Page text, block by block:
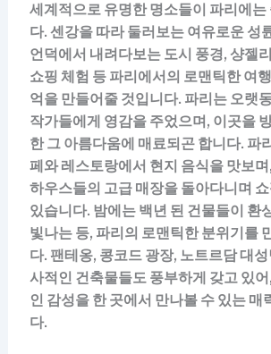
세계적으로 유명한 명소들이 파리에는
다. 센강을 따라 둘러보는 여유로운 성
언덕에서 내려다보는 도시 풍경, 샹젤
쇼핑 체험 등 파리에서의 로맨틱한 여
억을 만들어줄 것입니다. 파리는 오랫
작가들에게 영감을 주었으며, 이곳을
한 그 아름다움에 매료되곤 합니다. 파
페와 레스토랑에서 현지 음식을 맛보
하우스들의 고급 매장을 돌아다니며
있습니다. 밤에는 백년 된 건물들이 환
빛나는 등, 파리의 로맨틱한 분위기를
다. 팬테옹, 콩코드 광장, 노트르담 대성
사적인 건축물들도 풍부하게 갖고 있
인 감성을 한 곳에서 만나볼 수 있는 매
다.